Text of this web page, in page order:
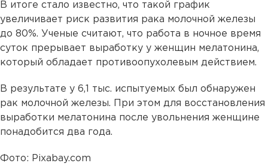
В итоге стало известно, что такой график
увеличивает риск развития рака молочной железы
до 80%. Ученые считают, что работа в ночное время
суток прерывает выработку у женщин мелатонина,
который обладает противоопухолевым действием.
В результате у 6,1 тыс. испытуемых был обнаружен
рак молочной железы. При этом для восстановления
выработки мелатонина после увольнения женщине
понадобится два года.
Фото: Pixabay.com